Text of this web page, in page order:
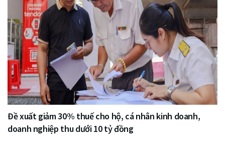
Đề xuất giảm 30% thuế cho hộ, cá nhân kinh doanh,
doanh nghiệp thu dưới 10 tỷ đồng